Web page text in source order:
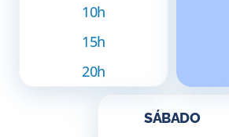
10h
15h
20h
SÁBADO